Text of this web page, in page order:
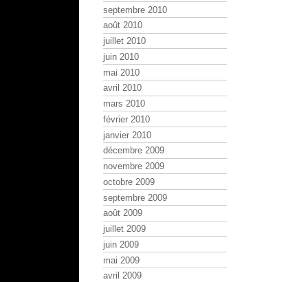
septembre 2010
août 2010
juillet 2010
juin 2010
mai 2010
avril 2010
mars 2010
février 2010
janvier 2010
décembre 2009
novembre 2009
octobre 2009
septembre 2009
août 2009
juillet 2009
juin 2009
mai 2009
avril 2009